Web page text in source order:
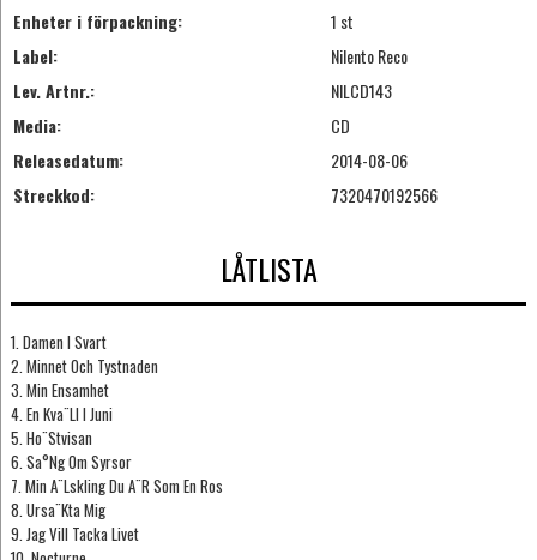
Enheter i förpackning:
1 st
Label:
Nilento Reco
Lev. Artnr.:
NILCD143
Media:
CD
Releasedatum:
2014-08-06
Streckkod:
7320470192566
LÅTLISTA
1. Damen I Svart
2. Minnet Och Tystnaden
3. Min Ensamhet
4. En Kva¨Ll I Juni
5. Ho¨Stvisan
6. Sa°Ng Om Syrsor
7. Min A¨Lskling Du A¨R Som En Ros
8. Ursa¨Kta Mig
9. Jag Vill Tacka Livet